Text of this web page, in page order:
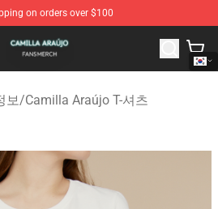
on orders over $100
- Official Camilla Araújo
보/Camilla Araújo T-셔츠